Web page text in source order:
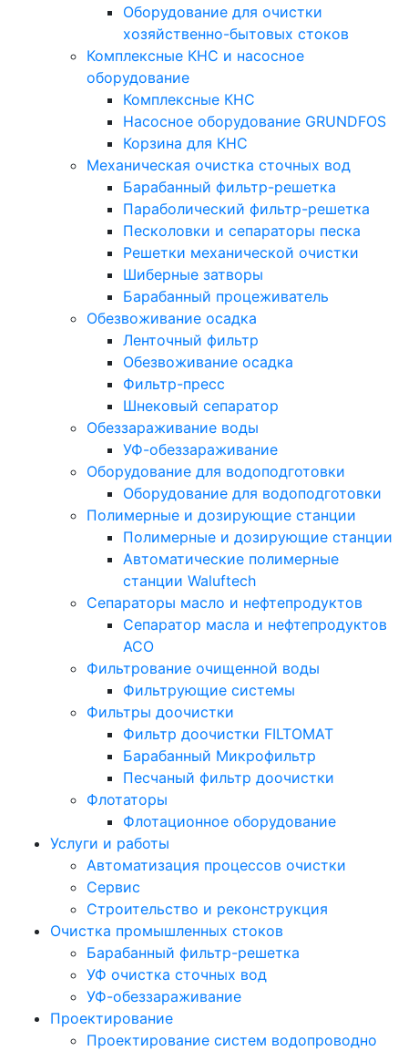
Оборудование для очистки
хозяйственно-бытовых стоков
Комплексные КНС и насосное
оборудование
Комплексные КНС
Насосное оборудование GRUNDFOS
Корзина для КНС
Механическая очистка сточных вод
Барабанный фильтр-решетка
Параболический фильтр-решетка
Песколовки и сепараторы песка
Решетки механической очистки
Шиберные затворы
Барабанный процеживатель
Обезвоживание осадка
Ленточный фильтр
Обезвоживание осадка
Фильтр-пресс
Шнековый сепаратор
Обеззараживание воды
УФ-обеззараживание
Оборудование для водоподготовки
Оборудование для водоподготовки
Полимерные и дозирующие станции
Полимерные и дозирующие станции
Автоматические полимерные
станции Waluftech
Сепараторы масло и нефтепродуктов
Сепаратор масла и нефтепродуктов
АСО
Фильтрование очищенной воды
Фильтрующие системы
Фильтры доочистки
Фильтр доочистки FILTOМАТ
Барабанный Микрофильтр
Песчаный фильтр доочистки
Флотаторы
Флотационное оборудование
Услуги и работы
Автоматизация процессов очистки
Сервис
Строительство и реконструкция
Очистка промышленных стоков
Барабанный фильтр-решетка
УФ очистка сточных вод
УФ-обеззараживание
Проектирование
Проектирование систем водопроводно